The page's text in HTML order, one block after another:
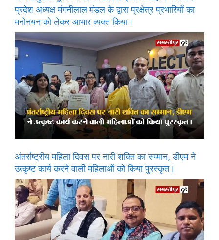
प्रदेश अध्यक्ष मंगनीलाल मंडल के द्वारा प्रक्षेत्र प्रभारियों का
मनोनयन को लेकर आभार व्यक्त किया।
अंतर्राष्ट्रीय महिला दिवस पर नारी शक्ति का सम्मान, डीएम ने
उत्कृष्ट कार्य करने वाली महिलाओं को किया पुरस्कृत।